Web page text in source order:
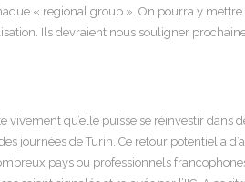
« regional group ». On pourra y
Ils devraient nous souligner
vivement qu’elle puisse se réinvestir dans
journées de Turin. Ce retour potentiel a
pays ou professionnels